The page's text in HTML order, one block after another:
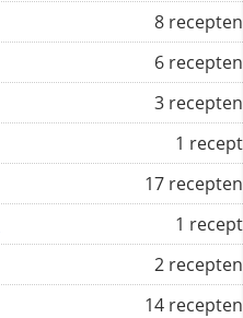
8 recepten
6 recepten
3 recepten
1 recept
17 recepten
1 recept
2 recepten
14 recepten